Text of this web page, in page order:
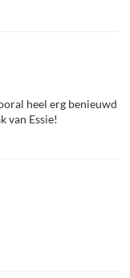
heel erg benieuwd
van Essie!